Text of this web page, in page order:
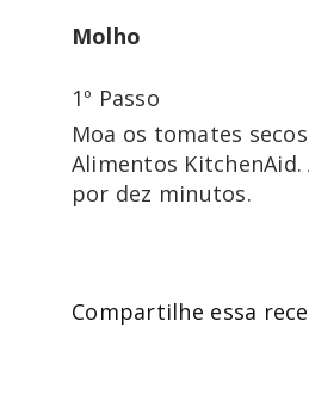
Molho
1º Passo
Moa os tomates
Alimentos
por dez minutos.
Compartilhe essa